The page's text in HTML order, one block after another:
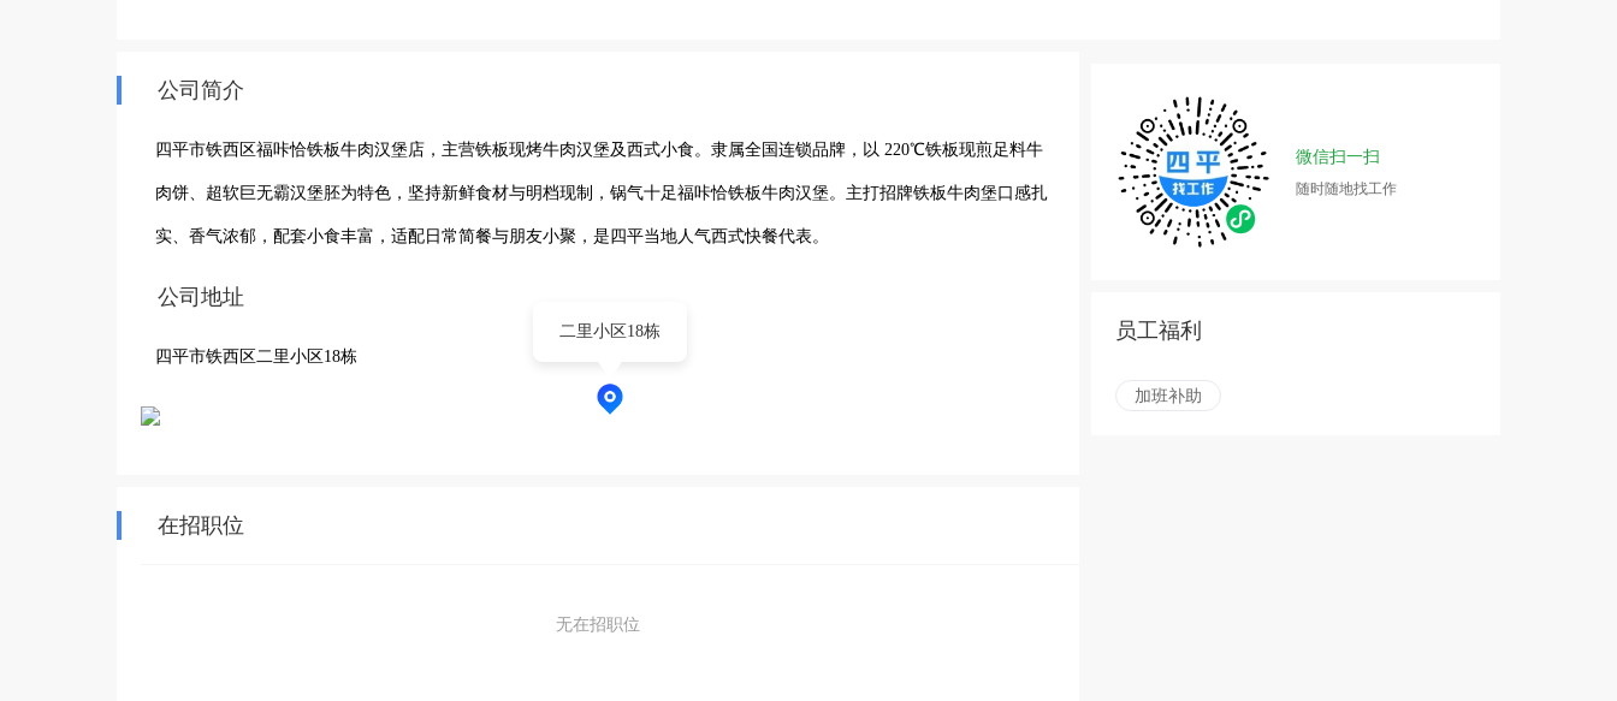
公司简介
四平市铁西区福咔恰铁板牛肉汉堡店，主营铁板现烤牛肉汉堡及西式小食。隶属全国连锁品牌，以 220℃铁板现煎足料牛
肉饼、超软巨无霸汉堡胚为特色，坚持新鲜食材与明档现制，锅气十足福咔恰铁板牛肉汉堡。主打招牌铁板牛肉堡口感扎
实、香气浓郁，配套小食丰富，适配日常简餐与朋友小聚，是四平当地人气西式快餐代表。
公司地址
四平市铁西区二里小区18栋
二里小区18栋
在招职位
无在招职位
微信扫一扫
随时随地找工作
员工福利
加班补助